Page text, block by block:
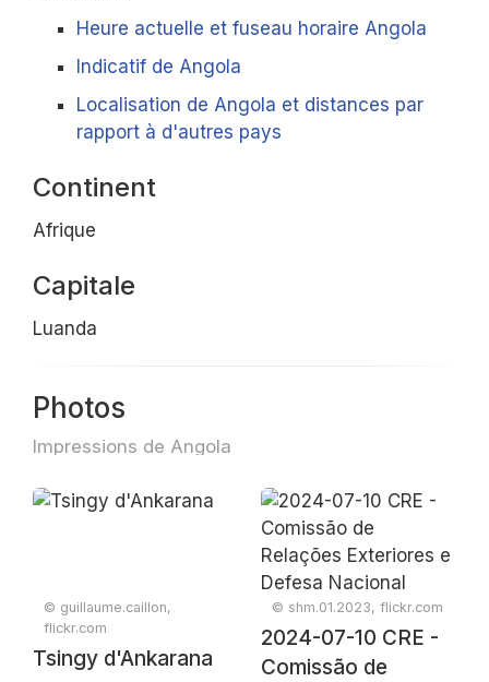
Heure actuelle et fuseau horaire Angola
Indicatif de Angola
Localisation de Angola et distances par
rapport à d'autres pays
Continent
Afrique
Capitale
Luanda
Photos
Impressions de Angola
© guillaume.caillon,
flickr.com
Tsingy d'Ankarana
© shm.01.2023, flickr.com
2024-07-10 CRE -
Comissão de